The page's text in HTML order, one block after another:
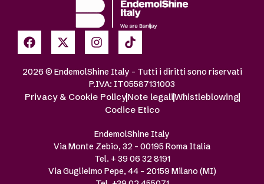
2026 © EndemolShine Italy – Tutti i diritti sono riservati
P.IVA: IT05587131003
Privacy & Cookie PolicyNote legaliWhistleblowing
Codice Etico
EndemolShine Italy
Via Monte Zebio, 32 – 00195 Roma Italia
Tel. + 39 06 32 8191
Via Guglielmo Pepe, 44 – 20159 Milano (MI)